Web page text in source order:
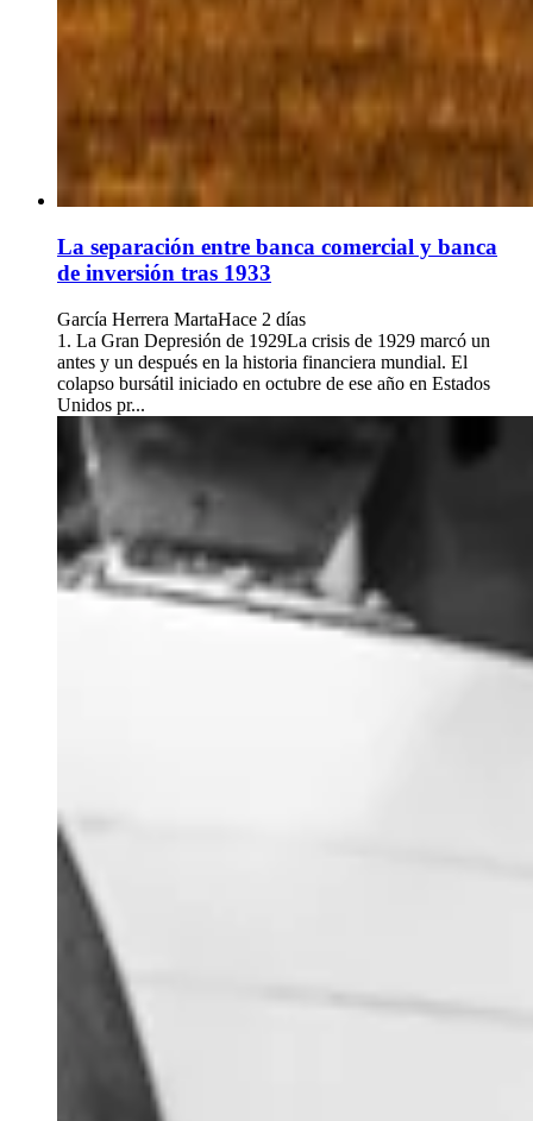
La separación entre banca comercial y banca
de inversión tras 1933
García Herrera MartaHace 2 días
1. La Gran Depresión de 1929La crisis de 1929 marcó un
antes y un después en la historia financiera mundial. El
colapso bursátil iniciado en octubre de ese año en Estados
Unidos pr...